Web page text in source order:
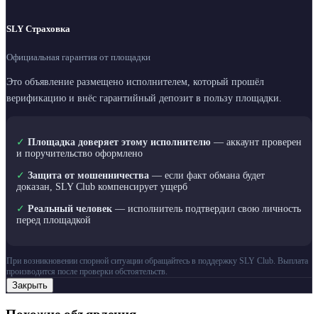
SLY Страховка
Официальная гарантия от площадки
Это объявление размещено исполнителем, который прошёл
верификацию и внёс гарантийный депозит в пользу площадки.
✓ Площадка доверяет этому исполнителю — аккаунт проверен
и поручительство оформлено
✓ Защита от мошенничества — если факт обмана будет
доказан, SLY Club компенсирует ущерб
✓ Реальный человек — исполнитель подтвердил свою личность
перед площадкой
При возникновении спорной ситуации обращайтесь в поддержку SLY Club. Выплата
производится после проверки обстоятельств.
Закрыть